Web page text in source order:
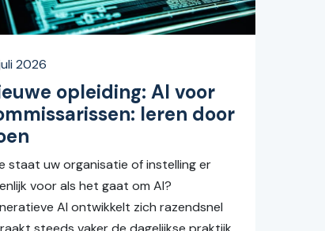
opleiding: AI voor
leren door
2026
staat uw organisatie of instelling er
voor als het gaat om AI?
AI ontwikkelt zich razendsnel